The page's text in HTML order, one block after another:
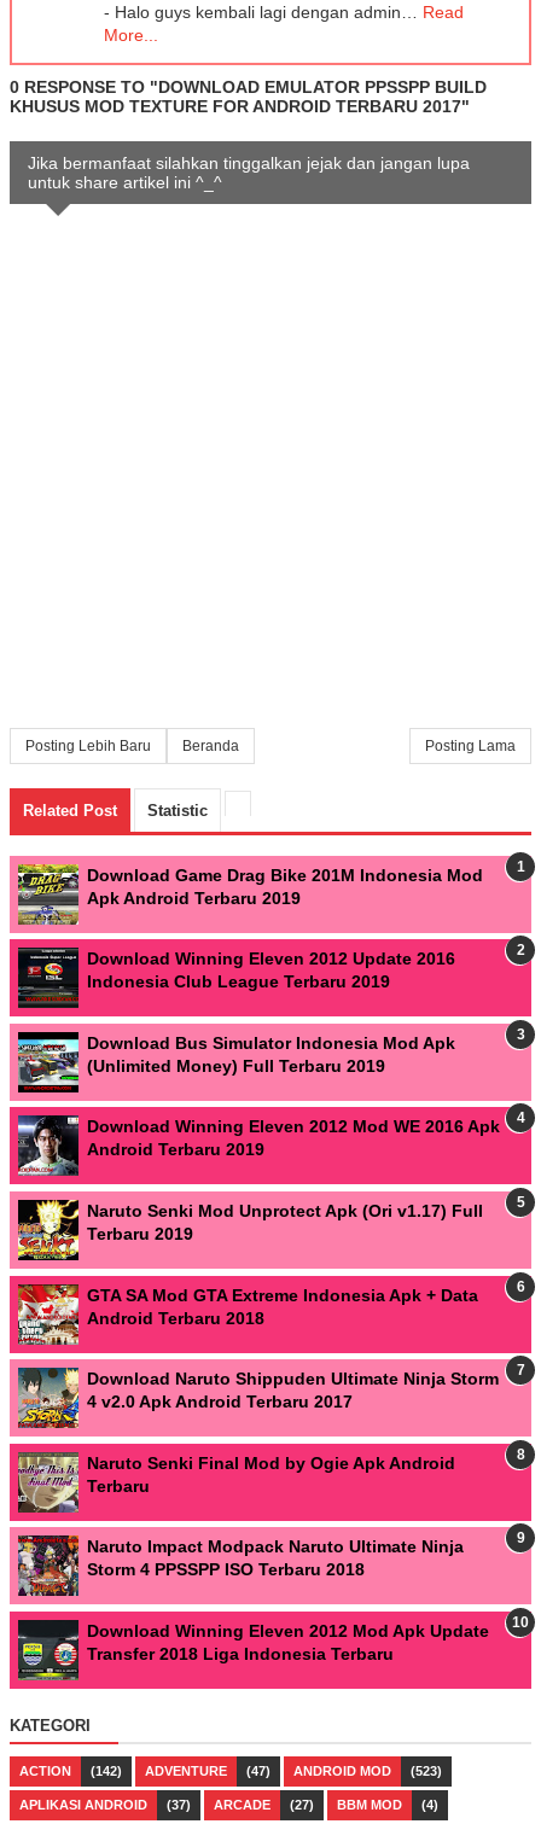
- Halo guys kembali lagi dengan admin…
Read
More...
0 RESPONSE TO "DOWNLOAD EMULATOR PPSSPP BUILD
KHUSUS MOD TEXTURE FOR ANDROID TERBARU 2017"
Jika bermanfaat silahkan tinggalkan jejak dan jangan lupa
untuk share artikel ini ^_^
Posting Lebih Baru Posting Lama
Beranda
Related Post Statistic
Download Game Drag Bike 201M Indonesia Mod
Apk Android Terbaru 2019
Download Winning Eleven 2012 Update 2016
Indonesia Club League Terbaru 2019
Download Bus Simulator Indonesia Mod Apk
(Unlimited Money) Full Terbaru 2019
Download Winning Eleven 2012 Mod WE 2016 Apk
Android Terbaru 2019
Naruto Senki Mod Unprotect Apk (Ori v1.17) Full
Terbaru 2019
GTA SA Mod GTA Extreme Indonesia Apk + Data
Android Terbaru 2018
Download Naruto Shippuden Ultimate Ninja Storm
4 v2.0 Apk Android Terbaru 2017
Naruto Senki Final Mod by Ogie Apk Android
Terbaru
Naruto Impact Modpack Naruto Ultimate Ninja
Storm 4 PPSSPP ISO Terbaru 2018
Download Winning Eleven 2012 Mod Apk Update
Transfer 2018 Liga Indonesia Terbaru
KATEGORI
ACTION (142) ADVENTURE (47) ANDROID MOD (523)
APLIKASI ANDROID (37) ARCADE (27) BBM MOD (4)